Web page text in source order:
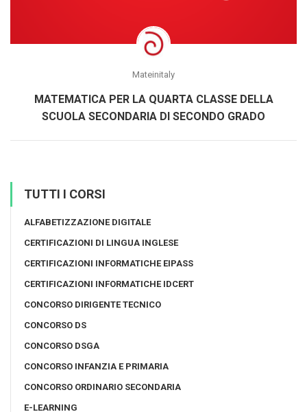
Mateinitaly
MATEMATICA PER LA QUARTA CLASSE DELLA
SCUOLA SECONDARIA DI SECONDO GRADO
TUTTI I CORSI
ALFABETIZZAZIONE DIGITALE
CERTIFICAZIONI DI LINGUA INGLESE
CERTIFICAZIONI INFORMATICHE EIPASS
CERTIFICAZIONI INFORMATICHE IDCERT
CONCORSO DIRIGENTE TECNICO
CONCORSO DS
CONCORSO DSGA
CONCORSO INFANZIA E PRIMARIA
CONCORSO ORDINARIO SECONDARIA
E-LEARNING